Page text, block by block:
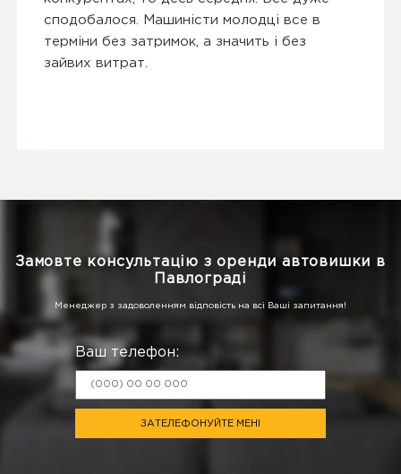
сподобалося. Машиністи молодці все в
терміни без затримок, а значить і без
зайвих витрат.
Замовте консультацію з оренди автовишки в
Павлограді
Менеджер з задоволенням відповість на всі Ваші запитання!
Ваш телефон:
ЗАТЕЛЕФОНУЙТЕ МЕНІ